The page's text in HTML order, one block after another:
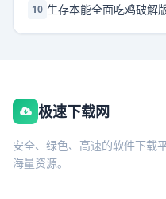
10
极速下载网
安全、绿色、高速的软件下载
海量资源。